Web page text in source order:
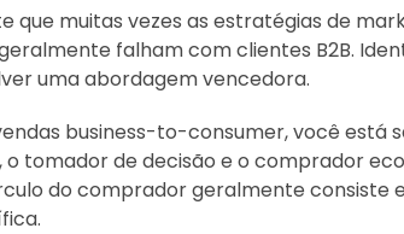
que muitas vezes as estratégias de
falham com clientes B2B.
uma abordagem vencedora.
business-to-consumer, você está
o tomador de decisão e o comprador
do comprador geralmente consiste